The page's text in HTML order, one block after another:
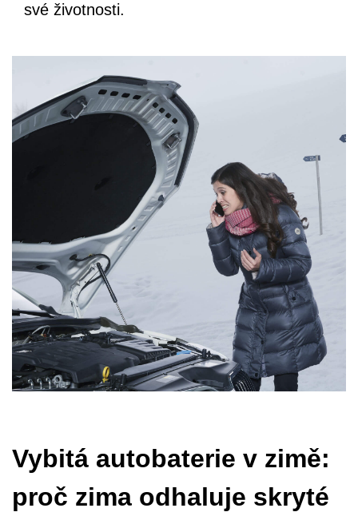
své životnosti.
Vybitá autobaterie v zimě:
proč zima odhaluje skryté